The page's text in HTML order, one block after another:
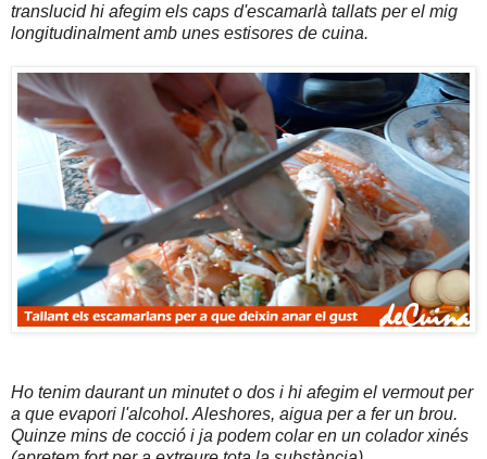
translucid hi afegim els caps d'escamarlà tallats per el mig
longitudinalment amb unes estisores de cuina.
Ho tenim daurant un minutet o dos i hi afegim el vermout per
a que evapori l'alcohol. Aleshores, aigua per a fer un brou.
Quinze mins de cocció i ja podem colar en un colador xinés